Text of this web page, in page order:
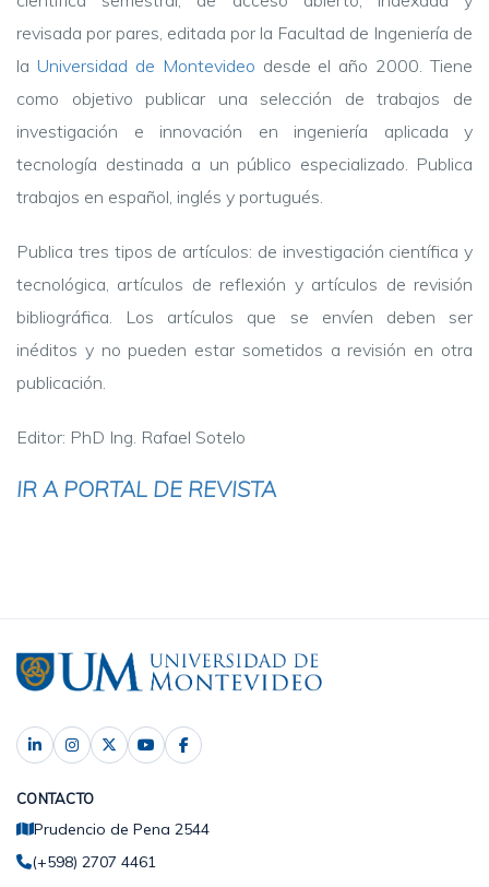
revisada por pares, editada por la Facultad de Ingeniería de
la Universidad de Montevideo desde el año 2000. Tiene
como objetivo publicar una selección de trabajos de
investigación e innovación en ingeniería aplicada y
tecnología destinada a un público especializado. Publica
trabajos en español, inglés y portugués.
Publica tres tipos de artículos: de investigación científica y
tecnológica, artículos de reflexión y artículos de revisión
bibliográfica. Los artículos que se envíen deben ser
inéditos y no pueden estar sometidos a revisión en otra
publicación.
Editor: PhD Ing. Rafael Sotelo
IR A PORTAL DE REVISTA
CONTACTO
Prudencio de Pena 2544
(+598) 2707 4461